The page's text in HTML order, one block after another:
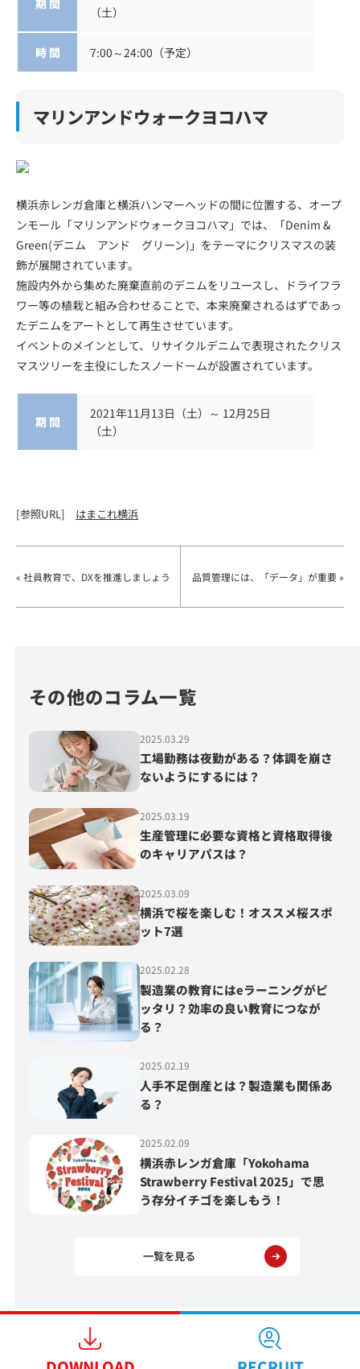
（土）
時 間 7:00～24:00（予定）
マリンアンドウォークヨコハマ
横浜赤レンガ倉庫と横浜ハンマーヘッドの間に位置する、オープ
ンモール「マリンアンドウォークヨコハマ」では、「Denim &
Green(デニム アンド グリーン)」をテーマにクリスマスの装
飾が展開されています。
施設内外から集めた廃棄直前のデニムをリユースし、ドライフラ
ワー等の植栽と組み合わせることで、本来廃棄されるはずであっ
たデニムをアートとして再生させています。
イベントのメインとして、リサイクルデニムで表現されたクリス
マスツリーを主役にしたスノードームが設置されています。
期 間
2021年11月13日（土）～ 12月25日
（土）
[参照URL] はまこれ横浜
品質管理には、「データ」が重要 »
« 社員教育で、DXを推進しましょう
その他のコラム一覧
2025.03.29
工場勤務は夜勤がある？体調を崩さ
ないようにするには？
2025.03.19
生産管理に必要な資格と資格取得後
のキャリアパスは？
2025.03.09
横浜で桜を楽しむ！オススメ桜スポ
ット7選
2025.02.28
製造業の教育にはeラーニングがピ
ッタリ？効率の良い教育につなが
る？
2025.02.19
人手不足倒産とは？製造業も関係あ
る？
2025.02.09
横浜赤レンガ倉庫「Yokohama
Strawberry Festival 2025」で思
う存分イチゴを楽しもう！
一覧を見る